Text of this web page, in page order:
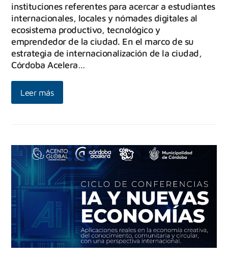
instituciones referentes para acercar a estudiantes
internacionales, locales y nómades digitales al
ecosistema productivo, tecnológico y
emprendedor de la ciudad. En el marco de su
estrategia de internacionalización de la ciudad,
Córdoba Acelera…
Leer más